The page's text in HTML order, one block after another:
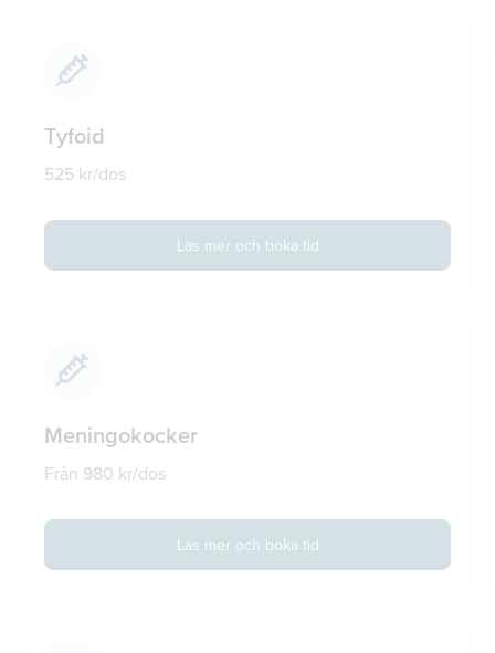
Tyfoid
525 kr/dos
Läs mer och boka tid
Meningokocker
Från 980 kr/dos
Läs mer och boka tid